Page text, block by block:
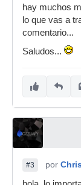
hay muchos
lo que vas a
comentario...
Saludos...
#3 por